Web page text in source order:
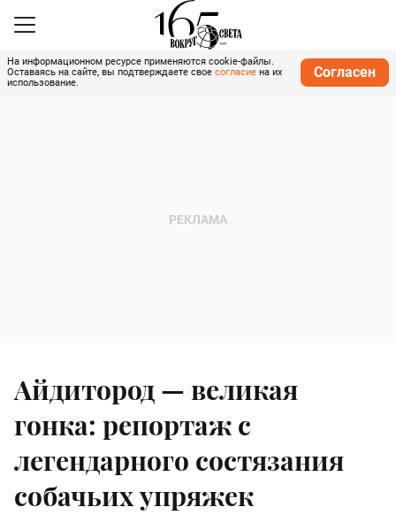
На информационном ресурсе применяются cookie-файлы.
Оставаясь на сайте, вы подтверждаете свое согласие на их
использование.
Согласен
Айдитород — великая
гонка: репортаж с
легендарного состязания
собачьих упряжек